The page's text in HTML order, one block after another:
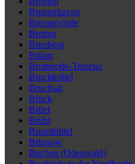
Bremerhaven
Bremervörde
Bretten
Breuberg
Brilon
Brotterode-Trusetal
Bruchköbel
Bruchsal
Brück
Brüel
Brühl
Brunsbüttel
Brüssow
Buchen (Odenwald)